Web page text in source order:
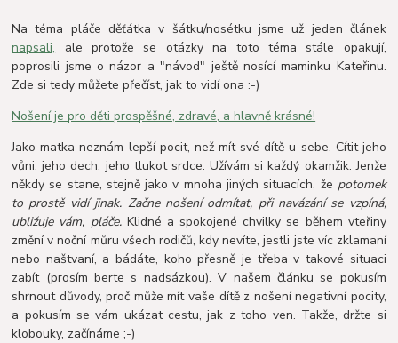
Na téma pláče děťátka v šátku/nosétku jsme už jeden článek
napsali, ale protože se otázky na toto téma stále opakují,
poprosili jsme o názor a "návod" ještě nosící maminku Kateřinu.
Zde si tedy můžete přečíst, jak to vidí ona :-)
Nošení je pro děti prospěšné, zdravé, a hlavně krásné!
Jako matka neznám lepší pocit, než mít své dítě u sebe. Cítit jeho
vůni, jeho dech, jeho tlukot srdce. Užívám si každý okamžik. Jenže
někdy se stane, stejně jako v mnoha jiných situacích, že potomek
to prostě vidí jinak. Začne nošení odmítat, při navázání se vzpíná,
ubližuje vám, pláče.Klidné a spokojené chvilky se během vteřiny
změní v noční můru všech rodičů, kdy nevíte, jestli jste víc zklamaní
nebo naštvaní, a bádáte, koho přesně je třeba v takové situaci
zabít (prosím berte s nadsázkou). V našem článku se pokusím
shrnout důvody, proč může mít vaše dítě z nošení negativní pocity,
a pokusím se vám ukázat cestu, jak z toho ven. Takže, držte si
klobouky, začínáme ;-)